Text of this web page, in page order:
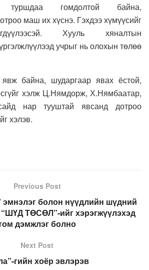
гомдолтой байна,
маш их хүснэ. Гэхдээ хүмүүсийг
Хууль хяналтын
учрыг нь олохын төлөө
байна, шударгаар явах ёстой,
хэлж Ц.Нямдорж, Х.Нямбаатар,
нар тууштай явсанд дотроо
хэлэв.
Previous Post
болон нүүдлийн шүдний
ТӨСӨЛ”-ийг хэрэгжүүлэхэд
дэмжлэг болно
Next Post
гийн хоёр эвлэрэв